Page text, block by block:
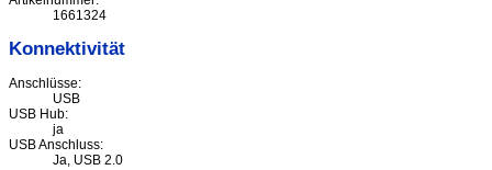
1661324
Konnektivität
Anschlüsse:
USB
USB Hub:
ja
USB Anschluss:
Ja, USB 2.0